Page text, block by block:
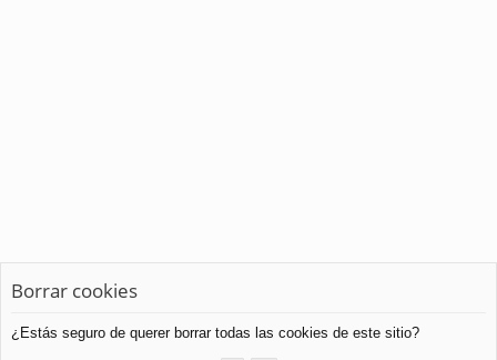
Borrar cookies
¿Estás seguro de querer borrar todas las cookies de este sitio?